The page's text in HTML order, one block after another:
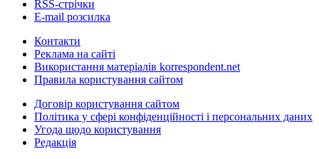
RSS-стрічки
E-mail розсилка
Контакти
Реклама на сайті
Використання матеріалів korrespondent.net
Правила користування сайтом
Договір користування сайтом
Політика у сфері конфіденційності і персональних даних
Угода щодо користування
Редакція